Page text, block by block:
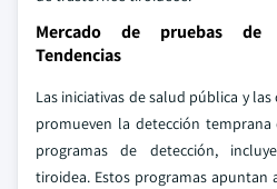
Mercado de pruebas de
Tendencias
Las iniciativas de salud pública y
promueven la detección
programas de detección,
tiroidea. Estos programas apuntan